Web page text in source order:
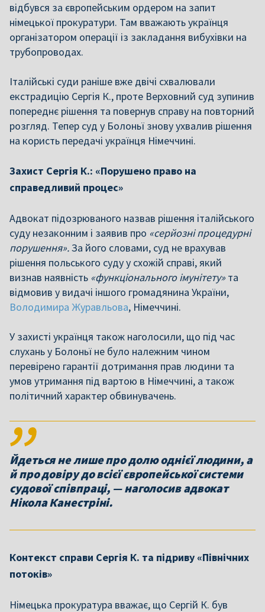
відбувся за європейським ордером на запит
німецької прокуратури. Там вважають українця
організатором операції із закладання вибухівки на
трубопроводах.
Італійські суди раніше вже двічі схвалювали
екстрадицію Сергія К., проте Верховний суд зупинив
попереднє рішення та повернув справу на повторний
розгляд. Тепер суд у Болоньї знову ухвалив рішення
на користь передачі українця Німеччині.
Захист Сергія К.: «Порушено право на
справедливий процес»
Адвокат підозрюваного назвав рішення італійського
суду незаконним і заявив про «серйозні процедурні
порушення».За його словами, суд не врахував
рішення польського суду у схожій справі, який
визнав наявність «функціонального імунітету» та
відмовив у видачі іншого громадянина України,
Володимира Журавльова, Німеччині.
У захисті українця також наголосили, що під час
слухань у Болоньї не було належним чином
перевірено гарантії дотримання прав людини та
умов утримання під вартою в Німеччині, а також
політичний характер обвинувачень.
Йдеться не лише про долю однієї людини, а
й про довіру до всієї європейської системи
судової співпраці, — наголосив адвокат
Нікола Канестріні.
Контекст справи Сергія К. та підриву «Північних
потоків»
Німецька прокуратура вважає, що Сергій К. був